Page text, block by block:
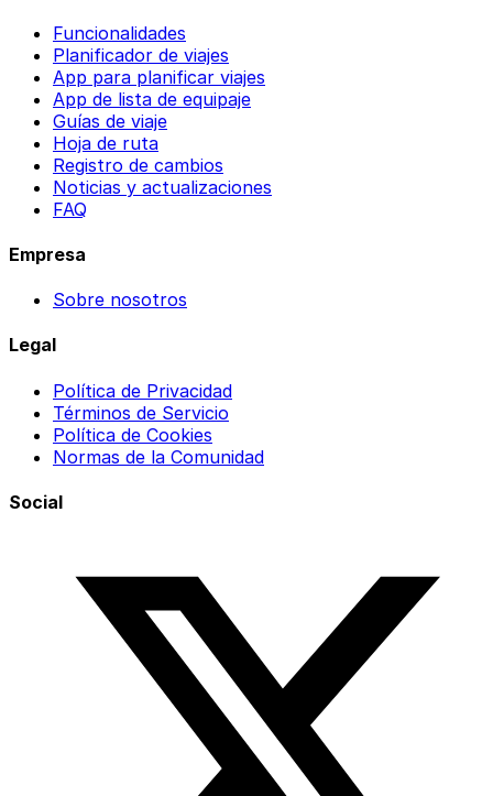
Funcionalidades
Planificador de viajes
App para planificar viajes
App de lista de equipaje
Guías de viaje
Hoja de ruta
Registro de cambios
Noticias y actualizaciones
FAQ
Empresa
Sobre nosotros
Legal
Política de Privacidad
Términos de Servicio
Política de Cookies
Normas de la Comunidad
Social